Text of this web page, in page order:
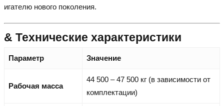
игателю нового поколения.
& Технические характеристики
Параметр Значение
Рабочая масса
44 500 – 47 500 кг (в зависимости от
комплектации)